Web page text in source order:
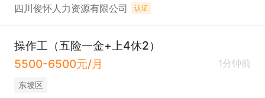
四川俊怀人力资源有限公司 认证
操作工（五险一金+上4休2）
5500-6500元/月
1分钟前
东坡区